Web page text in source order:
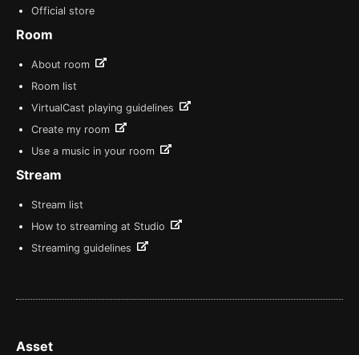
Official store
Room
About room
Room list
VirtualCast playing guidelines
Create my room
Use a music in your room
Stream
Stream list
How to streaming at Studio
Streaming guidelines
Asset